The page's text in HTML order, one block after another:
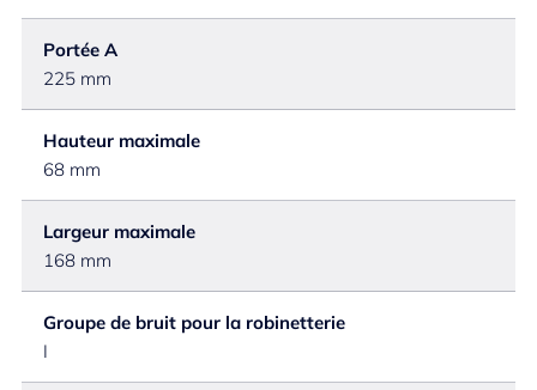
Portée A
225 mm
Hauteur maximale
68 mm
Largeur maximale
168 mm
Groupe de bruit pour la robinetterie
I